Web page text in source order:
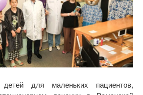
для маленьких пациентов,